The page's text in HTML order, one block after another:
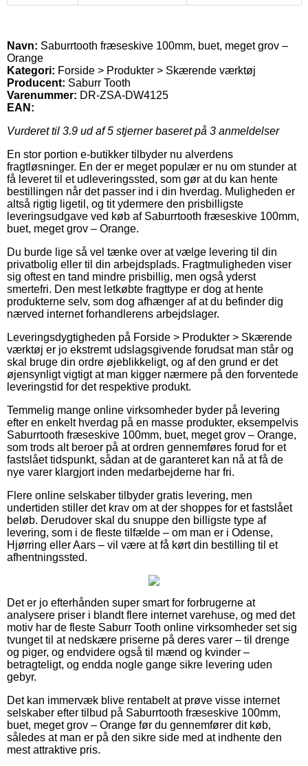
Navn: Saburrtooth fræseskive 100mm, buet, meget grov –
Orange
Kategori: Forside > Produkter > Skærende værktøj
Producent: Saburr Tooth
Varenummer: DR-ZSA-DW4125
EAN:
Vurderet til 3.9 ud af 5 stjerner baseret på 3 anmeldelser
En stor portion e-butikker tilbyder nu alverdens
fragtløsninger. En der er meget populær er nu om stunder at
få leveret til et udleveringssted, som gør at du kan hente
bestillingen når det passer ind i din hverdag. Muligheden er
altså rigtig ligetil, og tit ydermere den prisbilligste
leveringsudgave ved køb af Saburrtooth fræseskive 100mm,
buet, meget grov – Orange.
Du burde lige så vel tænke over at vælge levering til din
privatbolig eller til din arbejdsplads. Fragtmuligheden viser
sig oftest en tand mindre prisbillig, men også yderst
smertefri. Den mest letkøbte fragttype er dog at hente
produkterne selv, som dog afhænger af at du befinder dig
nærved internet forhandlerens arbejdslager.
Leveringsdygtigheden på Forside > Produkter > Skærende
værktøj er jo ekstremt udslagsgivende forudsat man står og
skal bruge din ordre øjeblikkeligt, og af den grund er det
øjensynligt vigtigt at man kigger nærmere på den forventede
leveringstid for det respektive produkt.
Temmelig mange online virksomheder byder på levering
efter en enkelt hverdag på en masse produkter, eksempelvis
Saburrtooth fræseskive 100mm, buet, meget grov – Orange,
som trods alt beroer på at ordren gennemføres forud for et
fastslået tidspunkt, sådan at de garanteret kan nå at få de
nye varer klargjort inden medarbejderne har fri.
Flere online selskaber tilbyder gratis levering, men
undertiden stiller det krav om at der shoppes for et fastslået
beløb. Derudover skal du snuppe den billigste type af
levering, som i de fleste tilfælde – om man er i Odense,
Hjørring eller Aars – vil være at få kørt din bestilling til et
afhentningssted.
Det er jo efterhånden super smart for forbrugerne at
analysere priser i blandt flere internet varehuse, og med det
motiv har de fleste Saburr Tooth online virksomheder set sig
tvunget til at nedskære priserne på deres varer – til drenge
og piger, og endvidere også til mænd og kvinder –
betragteligt, og endda nogle gange sikre levering uden
gebyr.
Det kan immervæk blive rentabelt at prøve visse internet
selskaber efter tilbud på Saburrtooth fræseskive 100mm,
buet, meget grov – Orange før du gennemfører dit køb,
således at man er på den sikre side med at indhente den
mest attraktive pris.